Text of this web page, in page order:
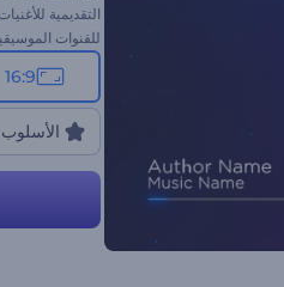
التقديمية
للقنوات
الآن!
16:9
الأسلوب